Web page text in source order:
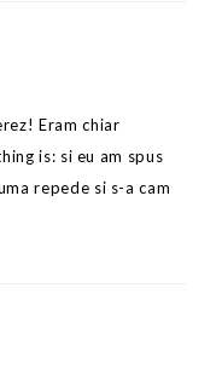
Eram chiar
is: si eu am spus
repede si s-a cam